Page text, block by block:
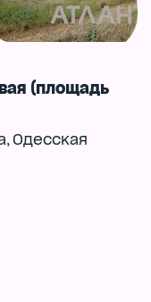
(площадь
,Одесская